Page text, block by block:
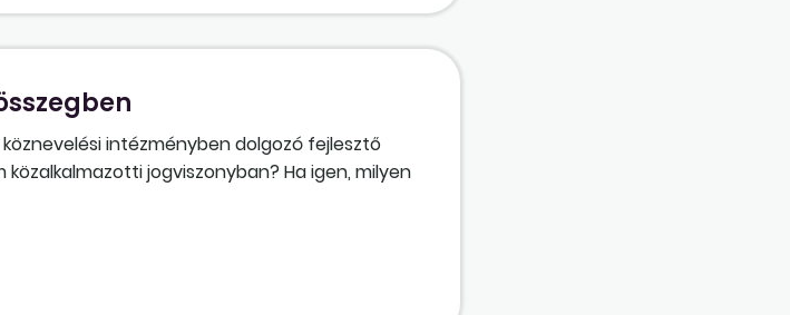
intézményben dolgozó fejlesztő
jogviszonyban? Ha igen, milyen